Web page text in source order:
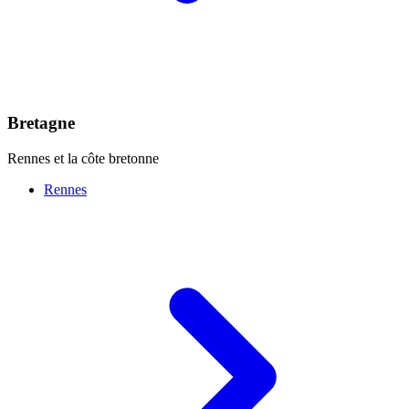
Bretagne
Rennes et la côte bretonne
Rennes